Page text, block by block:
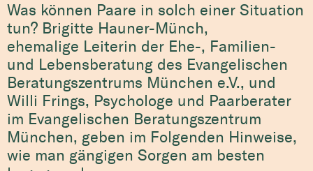
Was können Paare in solch einer Situation
tun? Brigitte Hauner-Münch,
ehemalige Leiterin der Ehe-, Familien-
und Lebensberatung des Evangelischen
Beratungszentrums München e.V., und
Willi Frings, Psychologe und Paarberater
im Evangelischen Beratungszentrum
München, geben im Folgenden Hinweise,
wie man gängigen Sorgen am besten